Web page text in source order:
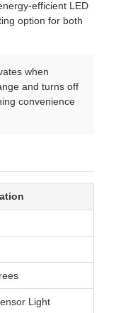
efficient LED
option for both
when
and turns off
convenience
Light